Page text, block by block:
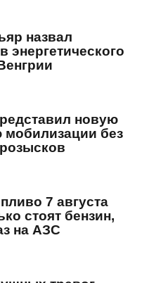
назвал
энергетического
новую
мобилизации без
7 августа
стоят бензин,
на АЗС